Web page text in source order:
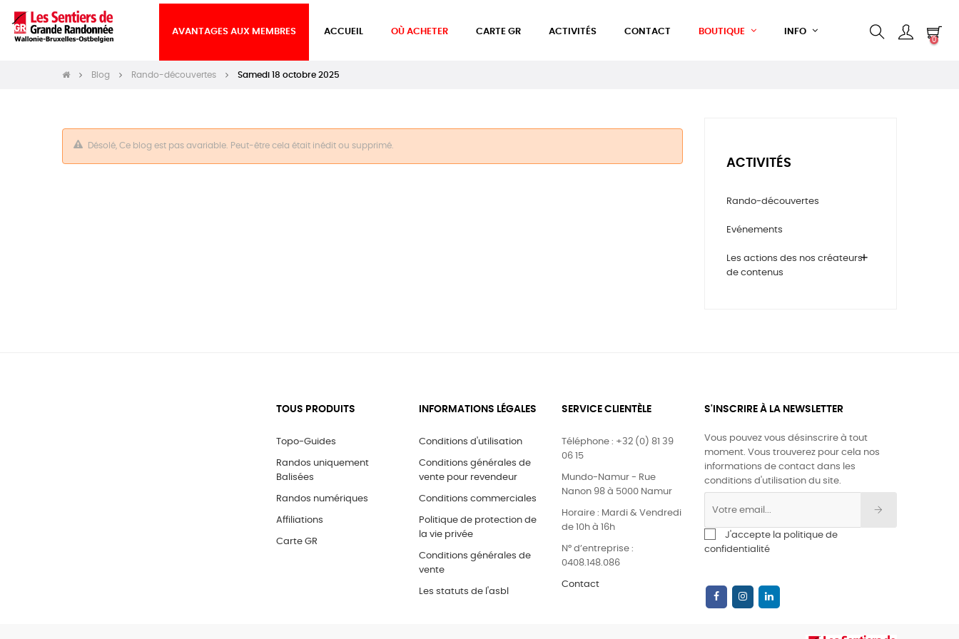
AVANTAGES AUX MEMBRES ACCUEIL OÙ ACHETER CARTE GR ACTIVITÉS CONTACT BOUTIQUE INFO
0
Blog Rando-découvertes Samedi 18 octobre 2025
Désolé, Ce blog est pas avariable. Peut-être cela était inédit ou supprimé.
ACTIVITÉS
Rando-découvertes
Evénements
Les actions des nos créateurs
de contenus
add
TOUS PRODUITS
Topo-Guides
Randos uniquement
Balisées
Randos numériques
Affiliations
Carte GR
INFORMATIONS LÉGALES
Conditions d'utilisation
Conditions générales de
vente pour revendeur
Conditions commerciales
Politique de protection de
la vie privée
Conditions générales de
vente
Les statuts de l'asbl
SERVICE CLIENTÈLE
Téléphone : +32 (0) 81 39
06 15
Mundo-Namur - Rue
Nanon 98 à 5000 Namur
Horaire : Mardi & Vendredi
de 10h à 16h
N° d’entreprise :
0408.148.086
Contact
S'INSCRIRE À LA NEWSLETTER
Vous pouvez vous désinscrire à tout
moment. Vous trouverez pour cela nos
informations de contact dans les
conditions d'utilisation du site.
J'accepte la politique de
confidentialité